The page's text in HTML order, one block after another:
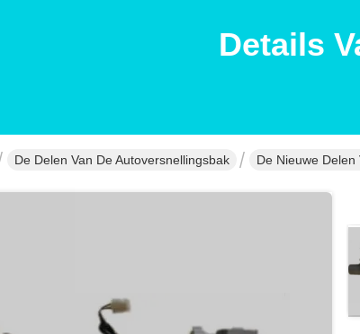
Details
De Delen Van De Autoversnellingsbak De Nieuwe